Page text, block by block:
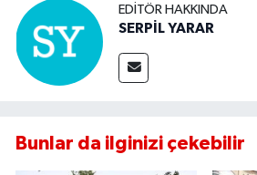
EDITÖR HAKKINDA
SERPİL YARAR
Bunlar da ilginizi çekebilir